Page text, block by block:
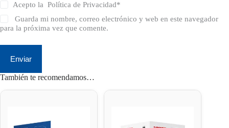
Acepto laPolítica de Privacidad*
Guarda mi nombre, correo electrónico y web en este navegador
para la próxima vez que comente.
Enviar
También te recomendamos…